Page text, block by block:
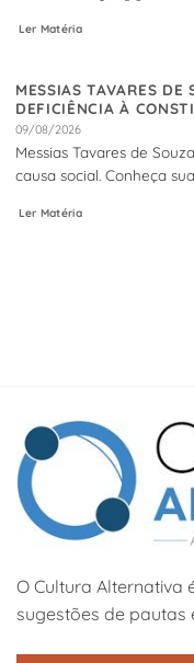
Ler Matéria
MESSIAS TAVARES
DEFICIÊNCIA À
09/08/2026
Messias Tavares de
causa social. Conheça
Ler Matéria
O Cultura Alternativa
sugestões de pautas